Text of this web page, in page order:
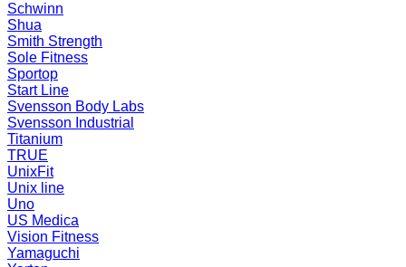
Schwinn
Shua
Smith Strength
Sole Fitness
Sportop
Start Line
Svensson Body Labs
Svensson Industrial
Titanium
TRUE
UnixFit
Unix line
Uno
US Medica
Vision Fitness
Yamaguchi